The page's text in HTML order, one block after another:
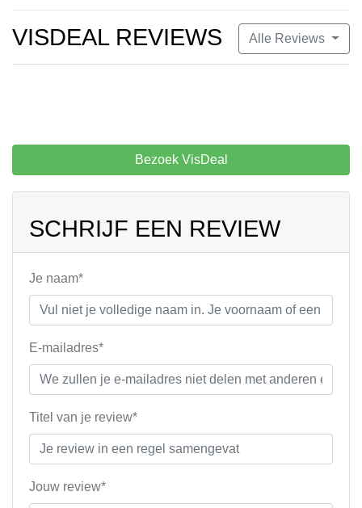
Alle Reviews
VISDEAL REVIEWS
Bezoek VisDeal
SCHRIJF EEN REVIEW
Je naam*
E-mailadres*
Titel van je review*
Jouw review*